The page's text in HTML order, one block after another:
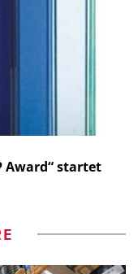
Award“ startet